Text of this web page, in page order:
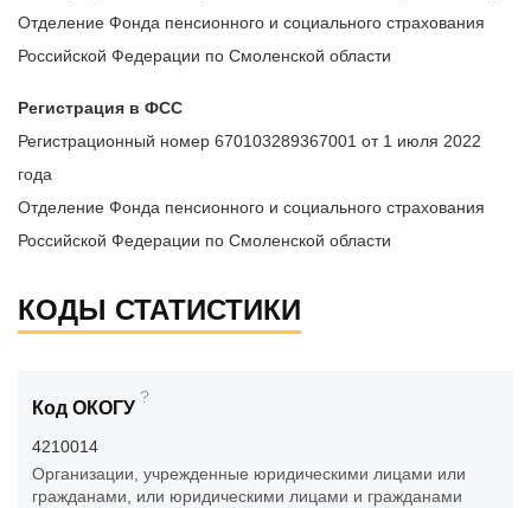
Отделение Фонда пенсионного и социального страхования
Российской Федерации по Смоленской области
Регистрация в ФСС
Регистрационный номер 670103289367001 от 1 июля 2022
года
Отделение Фонда пенсионного и социального страхования
Российской Федерации по Смоленской области
КОДЫ СТАТИСТИКИ
Код ОКОГУ
?
4210014
Организации, учрежденные юридическими лицами или
гражданами, или юридическими лицами и гражданами